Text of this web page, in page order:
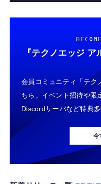
『テクノエッジ ア
会員コミュニティ「テク
ちら。イベント招待や限
Discordサーバなど特典
今